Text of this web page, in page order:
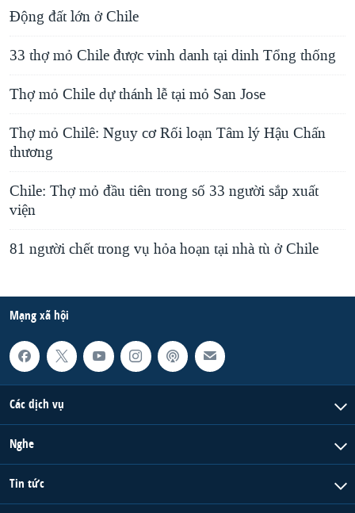
Động đất lớn ở Chile
33 thợ mỏ Chile được vinh danh tại dinh Tổng thống
Thợ mỏ Chile dự thánh lễ tại mỏ San Jose
Thợ mỏ Chilê: Nguy cơ Rối loạn Tâm lý Hậu Chấn
thương
Chile: Thợ mỏ đầu tiên trong số 33 người sắp xuất
viện
81 người chết trong vụ hỏa hoạn tại nhà tù ở Chile
Mạng xã hội
Các dịch vụ
Nghe
Tin tức